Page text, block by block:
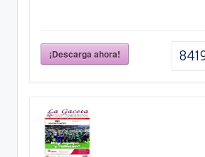
¡Descarga ahora!